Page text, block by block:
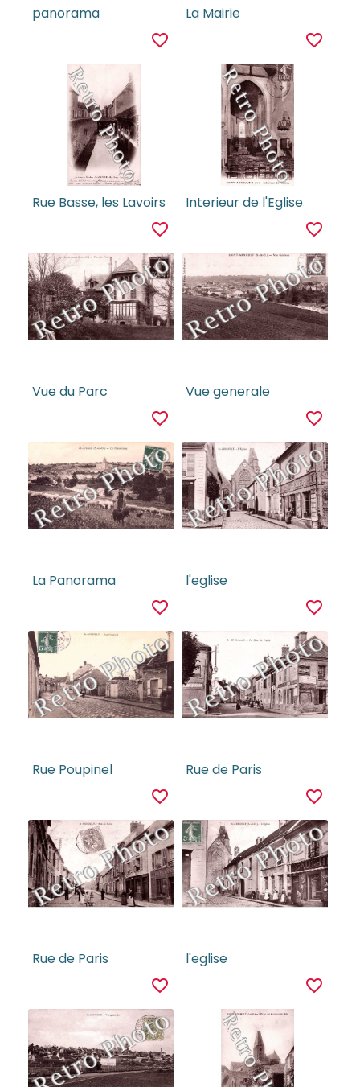
panorama
favorite_border
La Mairie
favorite_border
Rue Basse, les Lavoirs
favorite_border
Interieur de l'Eglise
favorite_border
Vue du Parc
favorite_border
Vue generale
favorite_border
La Panorama
favorite_border
l'eglise
favorite_border
Rue Poupinel
favorite_border
Rue de Paris
favorite_border
Rue de Paris
favorite_border
l'eglise
favorite_border